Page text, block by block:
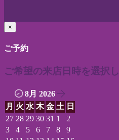
×
ご予約
ご希望の来店日時を選択
8月 2026
月 火 水 木 金 土 日
27 28 29 30 31 1
2
3
4 5 6 7 8
9